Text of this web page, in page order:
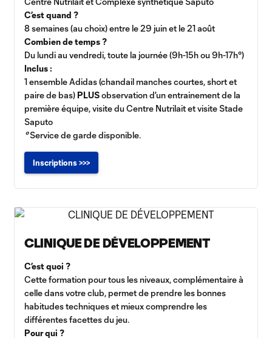
C’est quand ?
8 semaines (au choix) entre le 29 juin et le 21 août
Combien de temps ?
Du lundi au vendredi, toute la journée (9h-15h ou 9h-17h°)
Inclus :
1 ensemble Adidas (chandail manches courtes, short et
paire de bas) PLUSobservation d'un entrainement de la
première équipe, visite du Centre Nutrilait et visite Stade
Saputo
°Service de garde disponible.
Inscriptions >>>
CLINIQUE DE DÉVELOPPEMENT
C’est quoi ?
Cette formation pour tous les niveaux, complémentaire à
celle dans votre club, permet de prendre les bonnes
habitudes techniques et mieux comprendre les
différentes facettes du jeu.
Pour qui ?